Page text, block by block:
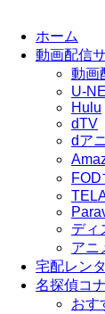
ホーム
動画配信
動画
U-
Hulu
dTV
dア
FOD
ディ
アニ
宅配レン
名探偵コ
おす